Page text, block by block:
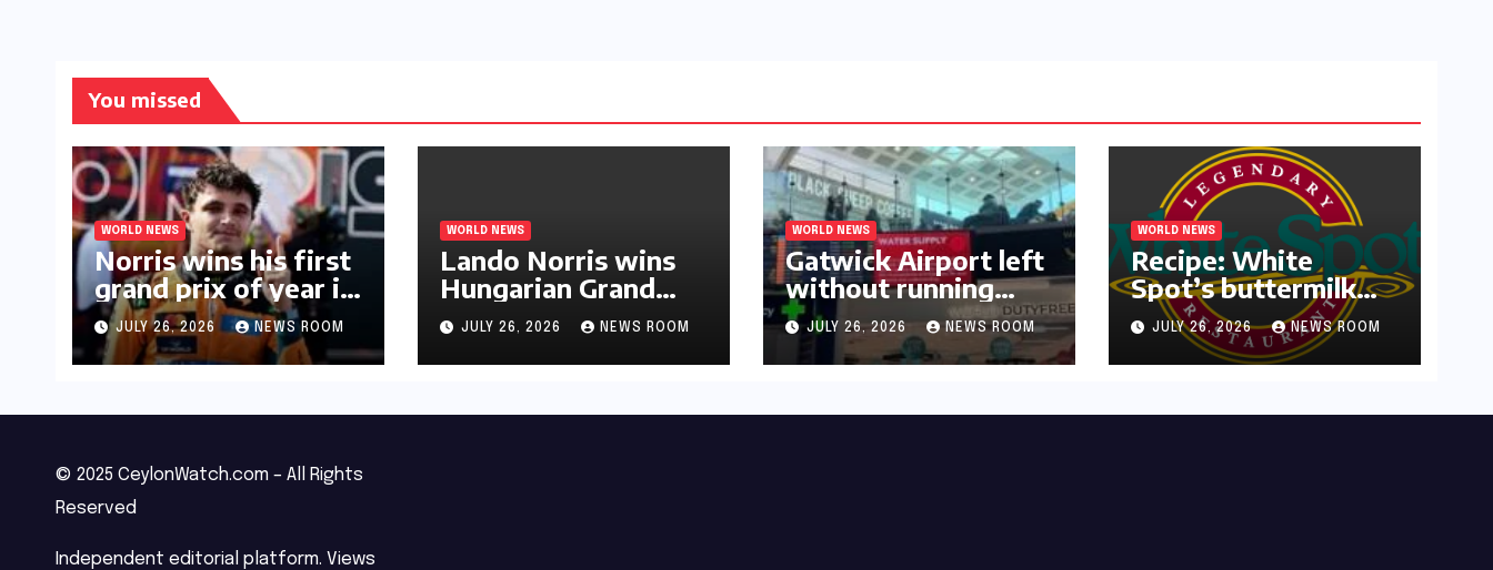
You missed
WORLD NEWS
Norris wins his first
grand prix of year in
Hungary​​
JULY 26, 2026 NEWS ROOM
WORLD NEWS
Lando Norris wins
Hungarian Grand
Prix for first F1
triumph in 2026​​
JULY 26, 2026 NEWS ROOM
WORLD NEWS
Gatwick Airport left
without running
water after major
outage​​
JULY 26, 2026 NEWS ROOM
WORLD NEWS
Recipe: White
Spot’s buttermilk
waffles and
blueberry compote​
Amy Judd​
JULY 26, 2026 NEWS ROOM
© 2025 CeylonWatch.com – All Rights
Reserved
Independent editorial platform. Views